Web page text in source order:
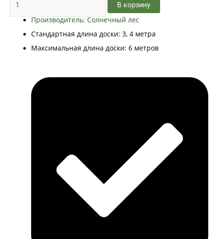
В корзину
Производитель: Солнечный лес
Стандартная длина доски: 3, 4 метра
Максимальная длина доски: 6 метров